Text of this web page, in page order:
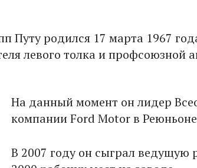
Путу родился 17 марта 1967
левого толка и профсоюзной
На данный момент он лидер
компании Ford Motor в
В 2007 году он сыграл ведущую